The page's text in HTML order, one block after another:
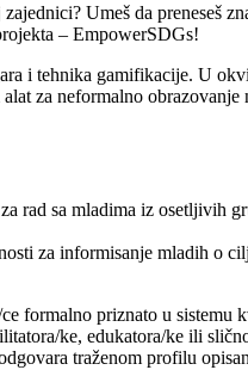
Umeš da preneseš
– EmpowerSDGs!
i tehnika gamifikacije. U
za neformalno
rad sa mladima iz osetljivih
za informisanje mladih o
formalno priznato u
ke, edukatora/ke ili
traženom profilu